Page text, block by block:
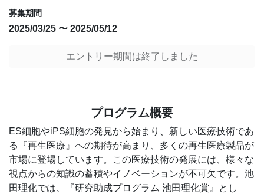
募集期間
2025/03/25 〜 2025/05/12
エントリー期間は終了しました
プログラム概要
ES細胞やiPS細胞の発見から始まり、新しい医療技術であ
る『再生医療』への期待が高まり、多くの再生医療製品が
市場に登場しています。この医療技術の発展には、様々な
視点からの知識の蓄積やイノベーションが不可欠です。池
田理化では、『研究助成プログラム 池田理化賞』とし